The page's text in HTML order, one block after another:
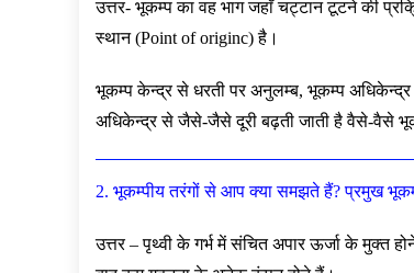
उत्तर- भूकम्प का वह भाग जहाँ चट्टान टूटने की
स्थान (Point of originc) है।
भूकम्प केन्द्र से धरती पर अनुलम्ब, भूकम्प अधिकेन्द्र
अधिकेन्द्र से जैसे-जैसे दूरी बढ़ती जाती है वैसे-वैसे
2. भूकम्पीय तरंगों से आप क्या समझते हैं? प्रमुख
उत्तर – पृथ्वी के गर्भ में संचित अपार ऊर्जा के मुक्त